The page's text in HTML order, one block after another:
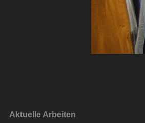
Aktuelle Arbeiten